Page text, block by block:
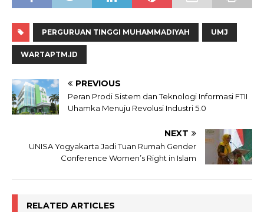
PERGURUAN TINGGI MUHAMMADIYAH UMJ
WARTAPTM.ID
PREVIOUS
Peran Prodi Sistem dan Teknologi Informasi FTII
Uhamka Menuju Revolusi Industri 5.0
NEXT
UNISA Yogyakarta Jadi Tuan Rumah Gender
Conference Women’s Right in Islam
RELATED ARTICLES